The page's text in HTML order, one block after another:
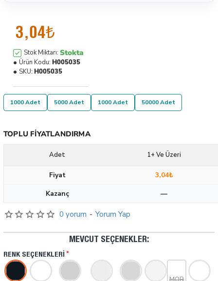
0 yorum - Yorum Yap
3,04₺
Stok Miktarı: Stokta
Ürün Kodu: H005035
SKU: H005035
1000 Adet 5000 Adet 1000 Adet 50000 Adet
MEVCUT SEÇENEKLER:
RENK SEÇENEKLERI
TOPLU FIYATLANDIRMA
Adet 1+ Ve Üzeri
Fiyat
3,04₺
Kazanç
—